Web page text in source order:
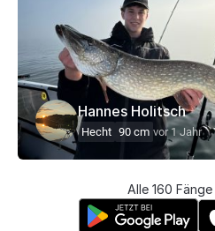
Hannes Holitsch
Hecht 90 cm vor 1 Jahr
Alle 160